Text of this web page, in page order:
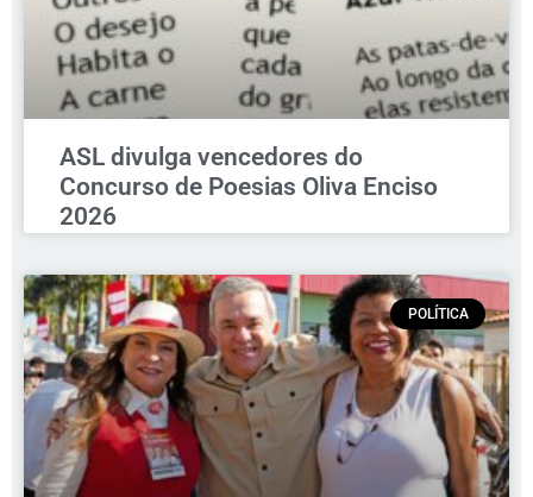
ASL divulga vencedores do
Concurso de Poesias Oliva Enciso
2026
POLÍTICA